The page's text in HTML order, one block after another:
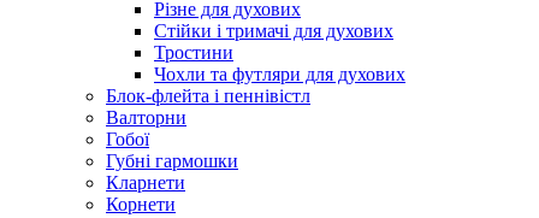
Різне для духових
Стійки і тримачі для духових
Тростини
Чохли та футляри для духових
Блок-флейта і пеннівістл
Валторни
Гобої
Губні гармошки
Кларнети
Корнети